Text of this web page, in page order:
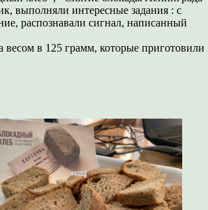
выполняли интересные задания : с
распознавали сигнал, написанный
весом в 125 грамм, которые приготовили